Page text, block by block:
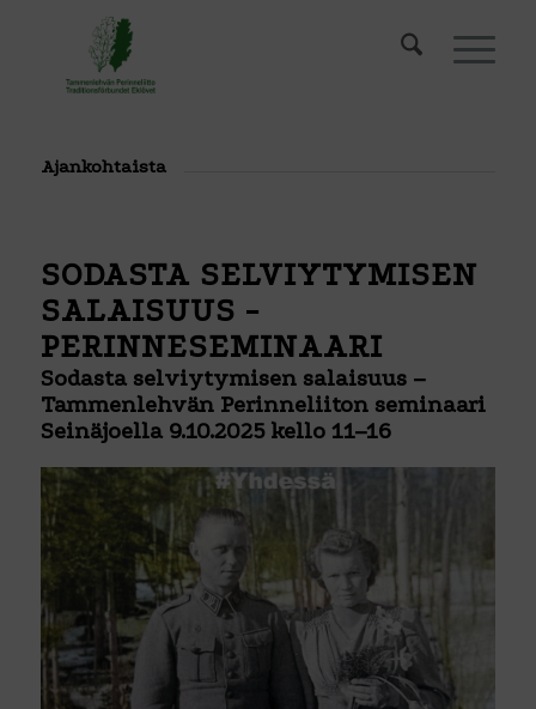
Ajankohtaista
SODASTA SELVIYTYMISEN
SALAISUUS -
PERINNESEMINAARI
Sodasta selviytymisen salaisuus –
Tammenlehvän Perinneliiton seminaari
Seinäjoella 9.10.2025 kello 11–16